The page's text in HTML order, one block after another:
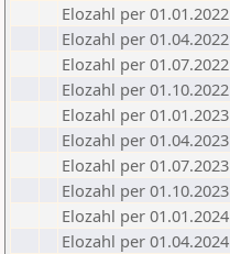
Elozahl per 01.01.2022
Elozahl per 01.04.2022
Elozahl per 01.07.2022
Elozahl per 01.10.2022
Elozahl per 01.01.2023
Elozahl per 01.04.2023
Elozahl per 01.07.2023
Elozahl per 01.10.2023
Elozahl per 01.01.2024
Elozahl per 01.04.2024